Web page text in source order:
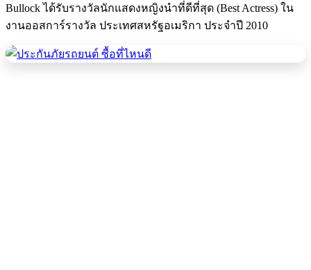
Bullock ได้รับรางวัลนักแสดงหญิงนำที่ดีที่สุด (Best Actress) ใน
งานออสการ์รางวัล ประเทศสหรัฐอเมริกา ประจำปี 2010